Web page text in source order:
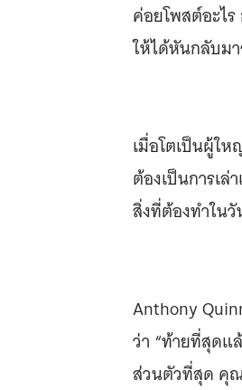
ค่อยโพสต์อะไ
ให้ได้หันกลับม
เมื่อโตเป็นผู้ใ
ต้องเป็นการเ
สิ่งที่ต้องทำใน
Anthony
ว่า “ท้ายที่สุดแ
ส่วนตัวที่สุด คุณ